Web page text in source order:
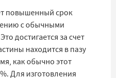
повышенный срок
с обычными
достигается за счет
находится в пазу
как обычно этот
Для изготовления